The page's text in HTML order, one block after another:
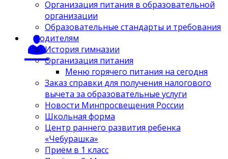
Организация питания в образовательной
организации
Образовательные стандарты и требования
Родителям
История гимназии
Организация питания
Меню горячего питания на сегодня
Заказ справки для получения налогового
вычета за образовательные услуги
Новости Минпросвещения России
Школьная форма
Центр раннего развития ребенка
«Чебурашка»
Приём в 1 класс